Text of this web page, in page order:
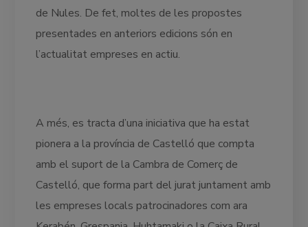
de Nules. De fet, moltes de les propostes
presentades en anteriors edicions són en
l’actualitat empreses en actiu.
A més, es tracta d’una iniciativa que ha estat
pionera a la província de Castelló que compta
amb el suport de la Cambra de Comerç de
Castelló, que forma part del jurat juntament amb
les empreses locals patrocinadores com ara